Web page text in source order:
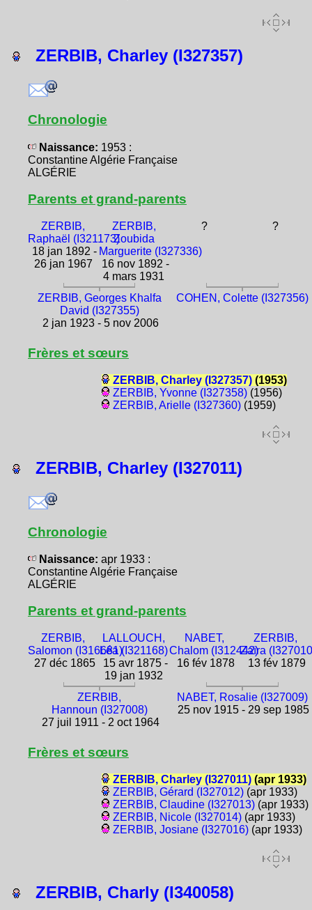
ZERBIB, Charley (I327357)
Chronologie
Naissance: 1953 :
Constantine Algérie Française
ALGÉRIE
Parents et grand-parents
ZERBIB,
Raphaël (I321173)
18 jan 1892 -
26 jan 1967
ZERBIB,
Zoubida
Marguerite (I327336)
16 nov 1892 -
4 mars 1931
? ?
ZERBIB, Georges Khalfa
David (I327355)
2 jan 1923 - 5 nov 2006
COHEN, Colette (I327356)
Frères et sœurs
ZERBIB, Charley (I327357)(1953)
ZERBIB, Yvonne (I327358)(1956)
ZERBIB, Arielle (I327360)(1959)
ZERBIB, Charley (I327011)
Chronologie
Naissance: apr 1933 :
Constantine Algérie Française
ALGÉRIE
Parents et grand-parents
ZERBIB,
Salomon (I316681)
27 déc 1865
LALLOUCH,
Léa (I321168)
15 avr 1875 -
19 jan 1932
NABET,
Chalom (I312442)
16 fév 1878
ZERBIB,
Zaïra
13 fév 1879
ZERBIB,
Hannoun (I327008)
27 juil 1911 - 2 oct 1964
NABET, Rosalie (I327009)
25 nov 1915 - 29 sep 1985
Frères et sœurs
ZERBIB, Charley (I327011)(apr 1933)
ZERBIB, Gérard (I327012)(apr 1933)
ZERBIB, Claudine (I327013)(apr 1933)
ZERBIB, Nicole (I327014)(apr 1933)
ZERBIB, Josiane (I327016)(apr 1933)
ZERBIB, Charly (I340058)